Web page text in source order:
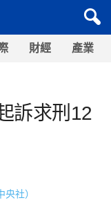
財經 產業
訴求刑12